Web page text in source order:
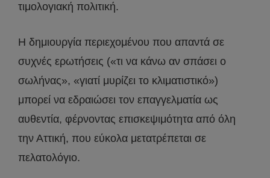
τιμολογιακή πολιτική.
Η δημιουργία περιεχομένου που απαντά σε
συχνές ερωτήσεις («τι να κάνω αν σπάσει ο
σωλήνας», «γιατί μυρίζει το κλιματιστικό»)
μπορεί να εδραιώσει τον επαγγελματία ως
αυθεντία, φέρνοντας επισκεψιμότητα από όλη
την Αττική, που εύκολα μετατρέπεται σε
πελατολόγιο.